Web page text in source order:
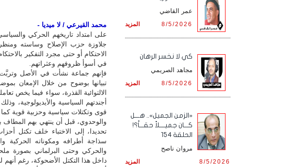
محمد القيرعي / لا ميديا -
على امتداد تاريخهم الحركي
جلاوزة حزب الإصلاح وساسته
الاحتكام أو حتى مجرد التفكير
في أسوأ ظروفهم وعثراتهم.
فإنهم جماعة نشأت في الأصل وتربَّت
تبيانها بوضوح من خلال الإمعان
الالتوائية القذرة، سواء فيما يخص
أجندتهم السياسية والأيديولوجية،
قوى وتكتلات سياسية وحزبية قوية
تحديدا، إلى الاختباء خلف تكتل
سذاجة أطرافه ومكوناته الحركية
والحركي وحتى البرلماني بصورة
داخل هذا التكتل الأضحوكة، رغم
عمر القاضي
المزيد 8/5/2026
كي لا نخسر الرهان
مجاهد الصريمي
المزيد 8/5/2026
«الزمن الجميل».. هـــل
كـــان جميــــلاً حقـــاً؟!
الحلقة 154
مروان ناصح
المزيد 8/5/2026